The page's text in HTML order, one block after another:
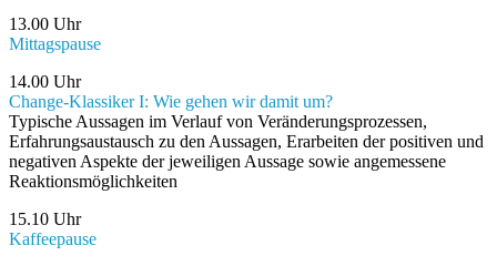
13.00 Uhr
Mittagspause
14.00 Uhr
Change-Klassiker I: Wie gehen wir damit um?
Typische Aussagen im Verlauf von Veränderungsprozessen,
Erfahrungsaustausch zu den Aussagen, Erarbeiten der positiven und
negativen Aspekte der jeweiligen Aussage sowie angemessene
Reaktionsmöglichkeiten
15.10 Uhr
Kaffeepause